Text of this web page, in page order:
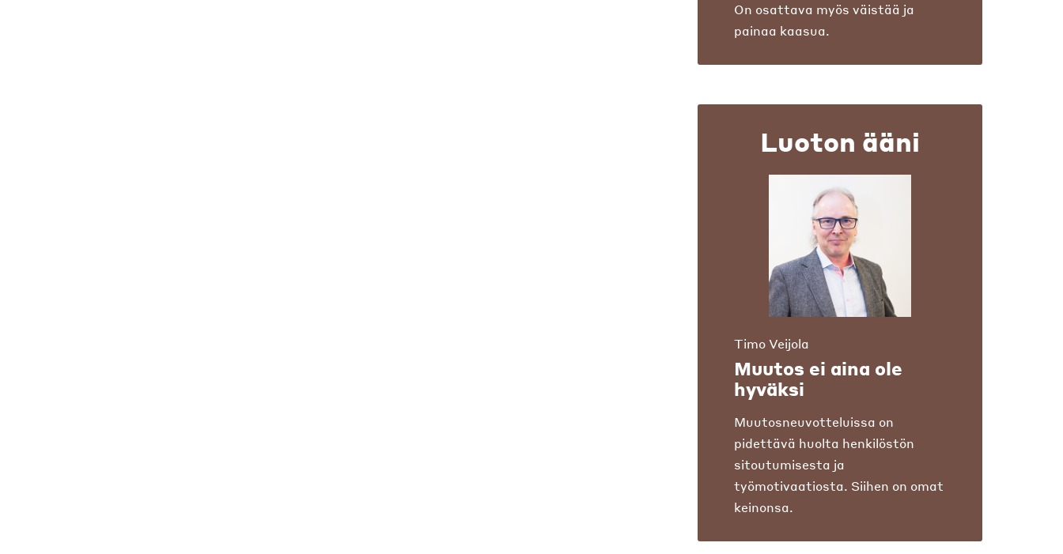
On osattava myös väistää ja
painaa kaasua.
Luoton ääni
Timo Veijola
Muutos ei aina ole
hyväksi
Muutosneuvotteluissa on
pidettävä huolta henkilöstön
sitoutumisesta ja
työmotivaatiosta. Siihen on omat
keinonsa.